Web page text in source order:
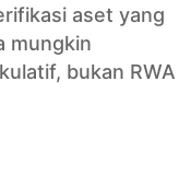
aset yang
mungkin
bukan RWA